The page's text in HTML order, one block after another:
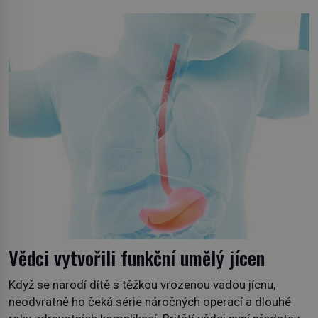
Stačí letmý dotyk a ozve se pronikavá bolest, která
Vědci vytvořili funkční umělý jícen
Když se narodí dítě s těžkou vrozenou vadou jícnu,
neodvratně ho čeká série náročných operací a dlouhé